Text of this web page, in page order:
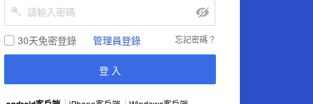
30天免密登錄 管理員登錄 忘記密碼？